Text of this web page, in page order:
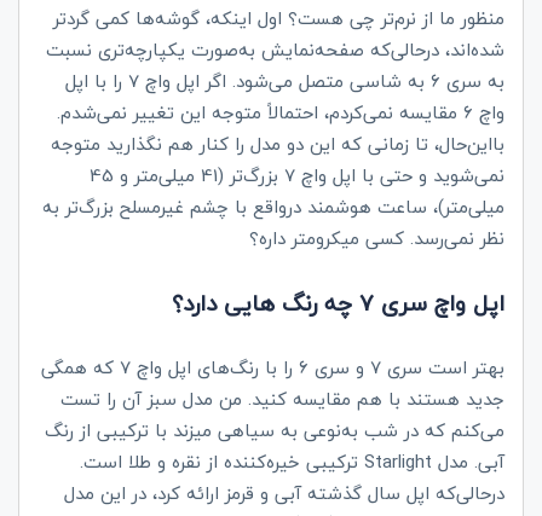
منظور ما از نرم‌تر چی هست؟ اول اینکه، گوشه‌ها کمی گردتر
شده‌اند، درحالی‌که صفحه‌نمایش به‌صورت یکپارچه‌تری نسبت
به سری 6 به شاسی متصل می‌شود. اگر اپل واچ 7 را با اپل
واچ 6 مقایسه نمی‌کردم، احتمالاً متوجه این تغییر نمی‌شدم.
بااین‌حال، تا زمانی که این دو مدل را کنار هم نگذارید متوجه
نمی‌شوید و حتی با اپل واچ 7 بزرگ‌تر (41 میلی‌متر و 45
میلی‌متر)، ساعت هوشمند درواقع با چشم غیرمسلح بزرگ‌تر به
نظر نمی‌رسد. کسی میکرومتر داره؟
اپل واچ سری 7 چه رنگ هایی دارد؟
بهتر است سری 7 و سری 6 را با رنگ‌های اپل واچ 7 که همگی
جدید هستند با هم مقایسه کنید. من مدل سبز آن را تست
می‌کنم که در شب به‌نوعی به سیاهی میزند با ترکیبی از رنگ
آبی. مدل Starlight ترکیبی خیره‌کننده از نقره و طلا است.
درحالی‌که اپل سال گذشته آبی و قرمز ارائه کرد، در این مدل